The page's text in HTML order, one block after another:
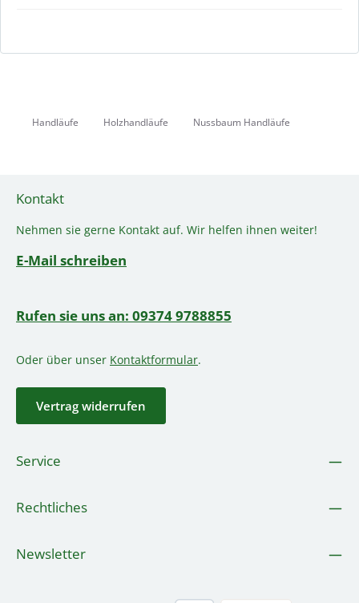
Handläufe Holzhandläufe Nussbaum Handläufe
Kontakt
Nehmen sie gerne Kontakt auf. Wir helfen ihnen weiter!
E-Mail schreiben
Rufen sie uns an: 09374 9788855
Oder über unser Kontaktformular.
Vertrag widerrufen
Service
Rechtliches
Newsletter